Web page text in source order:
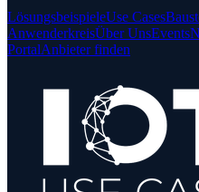
LösungsbeispieleUse Cases
AnwenderkreisÜber UnsEvents
PortalAnbieter finden